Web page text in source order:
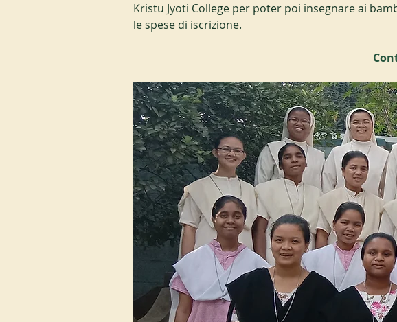
Kristu Jyoti College per poter poi insegnare ai
le spese di iscrizione.